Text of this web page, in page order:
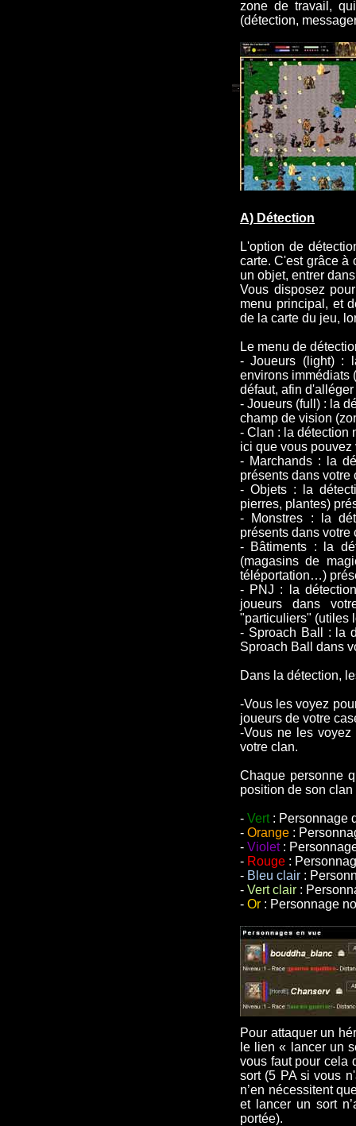
zone de travail,
(détection,
A) Détection
L'option de
carte. C'est grâce à
un objet, entrer
Vous disposez
menu principal, et
de la carte du jeu,
Le menu de
- Joueurs (light) :
environs immédiats
défaut, afin
- Joueurs (full) : la
champ de vision
- Clan : la détection
ici que vous
- Marchands : la
présents dans votre
- Objets : la
pierres, plantes)
- Monstres : la
présents dans votre
- Bâtiments : la
(magasins de
téléportation…)
- PNJ : la
joueurs dans
"particuliers" (utiles
- Sproach Ball : la
Sproach Ball dans
Dans la détection,
-Vous les voyez
joueurs de votre
-Vous ne les
votre clan.
Chaque personne
position de son
- Vert : Personnage
- Orange :
- Violet :
- Rouge :
- Bleu clair :
- Vert clair :
- Or : Personnage
Pour attaquer un
le lien « lancer un
vous faut pour cela
sort (5 PA si vous
n’en nécessitent
et lancer un sort
portée).